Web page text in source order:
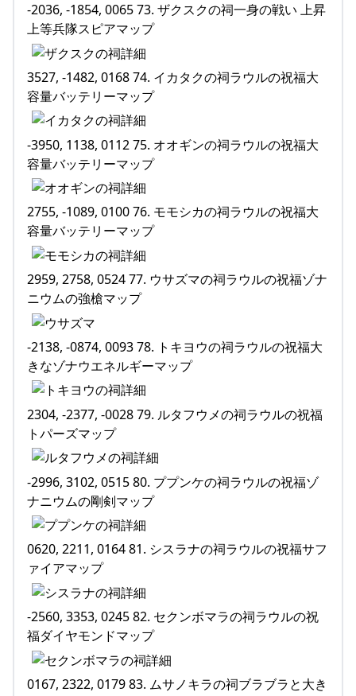
-2036, -1854, 0065 73. ザクスクの祠一身の戦い 上昇
上等兵隊スピアマップ
3527, -1482, 0168 74. イカタクの祠ラウルの祝福大
容量バッテリーマップ
-3950, 1138, 0112 75. オオギンの祠ラウルの祝福大
容量バッテリーマップ
2755, -1089, 0100 76. モモシカの祠ラウルの祝福大
容量バッテリーマップ
2959, 2758, 0524 77. ウサズマの祠ラウルの祝福ゾナ
ニウムの強槍マップ
-2138, -0874, 0093 78. トキヨウの祠ラウルの祝福大
きなゾナウエネルギーマップ
2304, -2377, -0028 79. ルタフウメの祠ラウルの祝福
トパーズマップ
-2996, 3102, 0515 80. ププンケの祠ラウルの祝福ゾ
ナニウムの剛剣マップ
0620, 2211, 0164 81. シスラナの祠ラウルの祝福サフ
ァイアマップ
-2560, 3353, 0245 82. セクンボマラの祠ラウルの祝
福ダイヤモンドマップ
0167, 2322, 0179 83. ムサノキラの祠ブラブラと大き